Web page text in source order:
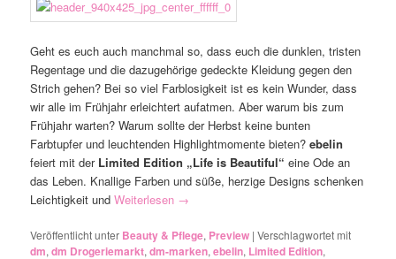
Geht es euch auch manchmal so, dass euch die dunklen, tristen
Regentage und die dazugehörige gedeckte Kleidung gegen den
Strich gehen? Bei so viel Farblosigkeit ist es kein Wunder, dass
wir alle im Frühjahr erleichtert aufatmen. Aber warum bis zum
Frühjahr warten? Warum sollte der Herbst keine bunten
Farbtupfer und leuchtenden Highlightmomente bieten?ebelin
feiert mit der Limited Edition „Life is Beautiful“ eine Ode an
das Leben. Knallige Farben und süße, herzige Designs schenken
Leichtigkeit undWeiterlesen →
Veröffentlicht unter Beauty & Pflege, Preview |Verschlagwortet mit
dm,dm Drogeriemarkt,dm-marken,ebelin, Limited Edition,